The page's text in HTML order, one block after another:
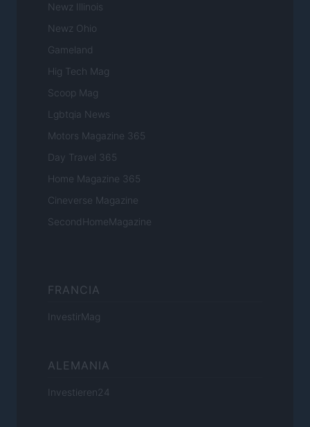
Newz Illinois
Newz Ohio
Gameland
Hig Tech Mag
Scoop Mag
Lgbtqia News
Motors Magazine 365
Day Travel 365
Home Magazine 365
Cineverse Magazine
SecondHomeMagazine
FRANCIA
InvestirMag
ALEMANIA
Investieren24